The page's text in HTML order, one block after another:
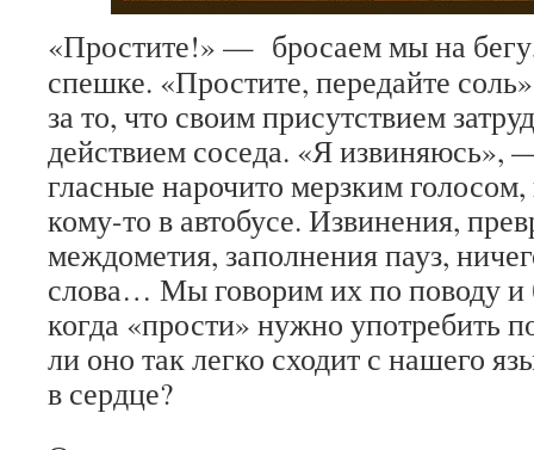
«Простите!» — бросаем мы на бегу,
спешке. «Простите, передайте
за то, что своим присутствием
действием соседа. «Я
гласные нарочито мерзким
кому-то в автобусе. Извинения,
междометия, заполнения пауз,
слова… Мы говорим их по поводу и
когда «прости» нужно употребить
ли оно так легко сходит с нашего
в сердце?